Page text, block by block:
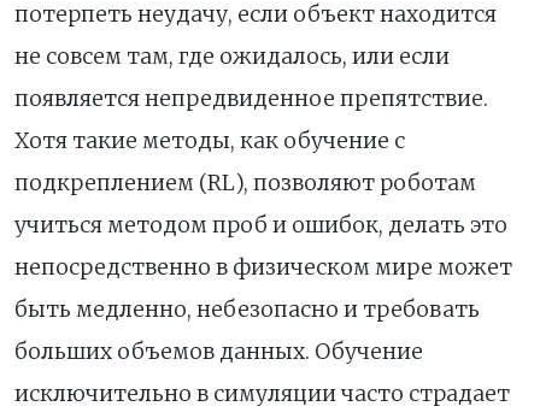
потерпеть неудачу, если объект находится
не совсем там, где ожидалось, или если
появляется непредвиденное препятствие.
Хотя такие методы, как обучение с
подкреплением (RL), позволяют роботам
учиться методом проб и ошибок, делать это
непосредственно в физическом мире может
быть медленно, небезопасно и требовать
больших объемов данных. Обучение
исключительно в симуляции часто страдает